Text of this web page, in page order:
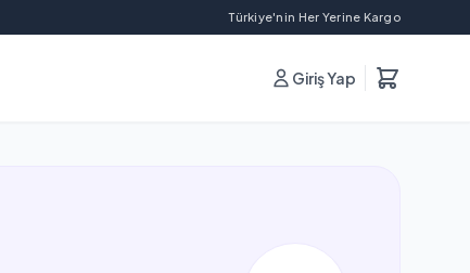
Türkiye'nin Her Yerine Kargo
Giriş Yap